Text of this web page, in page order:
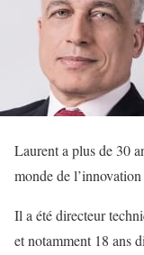
Laurent a plus de 30
monde de
Il a été directeur
et notamment 18 ans